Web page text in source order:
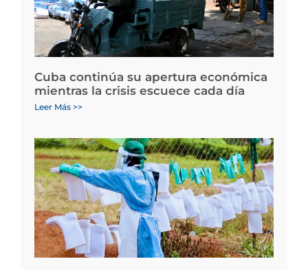
Cuba continúa su apertura económica
mientras la crisis escuece cada día
Leer Más >>